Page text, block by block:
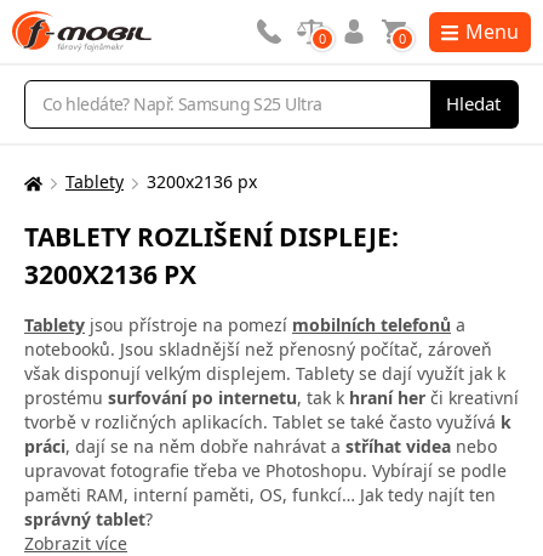
Vyhledávání
Hledat
0 0 Menu
Zde
nacházíte:
Tablety 3200x2136 px
TABLETY ROZLIŠENÍ DISPLEJE:
3200X2136 PX
Tablety jsou přístroje na pomezí mobilních telefonů a
notebooků. Jsou skladnější než přenosný počítač, zároveň
však disponují velkým displejem. Tablety se dají využít jak k
prostému surfování po internetu, tak k hraní her či kreativní
tvorbě v rozličných aplikacích. Tablet se také často využívá k
práci, dají se na něm dobře nahrávat a stříhat videa nebo
upravovat fotografie třeba ve Photoshopu. Vybírají se podle
paměti RAM, interní paměti, OS, funkcí… Jak tedy najít ten
správný tablet?
Zobrazit více